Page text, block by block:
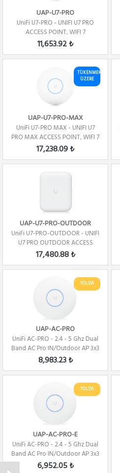
UAP-U7-PRO
UniFi U7-PRO - UNIFI U7 PRO
ACCESS POINT, WIFI 7
11,653.92 ₺
TÜKENMEK
ÜZERE
UAP-U7-PRO-MAX
UniFi U7-PRO MAX - UNIFI U7
PRO MAX ACCESS POINT, WIFI 7
17,238.09 ₺
UAP-U7-PRO-OUTDOOR
UniFi U7-PRO-OUTDOOR - UNIFI
U7 PRO OUTDOOR ACCESS
POINT, WIFI 7
17,480.88 ₺
YOLDA
UAP-AC-PRO
UniFi AC-PRO - 2.4 - 5 Ghz Dual
Band AC Pro IN/Outdoor AP 3x3
MiMo
8,983.23 ₺
YOLDA
UAP-AC-PRO-E
UniFi AC-PRO - 2.4 - 5 Ghz Dual
Band AC Pro IN/Outdoor AP 3x3
MiM...
6,952.05 ₺